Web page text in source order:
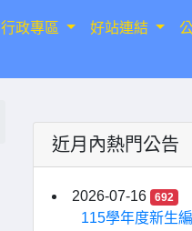
行政專區 好站連結
近月內熱門公告
2026-07-16 692
115學年度新生